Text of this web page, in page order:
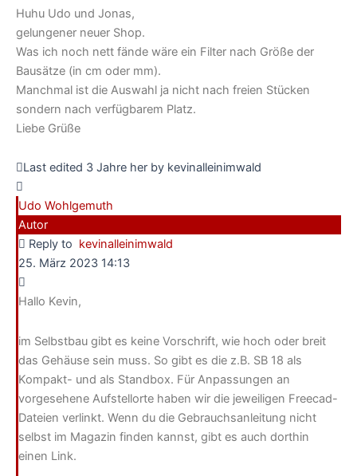
Huhu Udo und Jonas,
gelungener neuer Shop.
Was ich noch nett fände wäre ein Filter nach Größe der
Bausätze (in cm oder mm).
Manchmal ist die Auswahl ja nicht nach freien Stücken
sondern nach verfügbarem Platz.
Liebe Grüße
Last edited 3 Jahre her by kevinalleinimwald
Udo Wohlgemuth
Autor
Reply to kevinalleinimwald
25. März 2023 14:13
Hallo Kevin,
im Selbstbau gibt es keine Vorschrift, wie hoch oder breit
das Gehäuse sein muss. So gibt es die z.B. SB 18 als
Kompakt- und als Standbox. Für Anpassungen an
vorgesehene Aufstellorte haben wir die jeweiligen Freecad-
Dateien verlinkt. Wenn du die Gebrauchsanleitung nicht
selbst im Magazin finden kannst, gibt es auch dorthin
einen Link.